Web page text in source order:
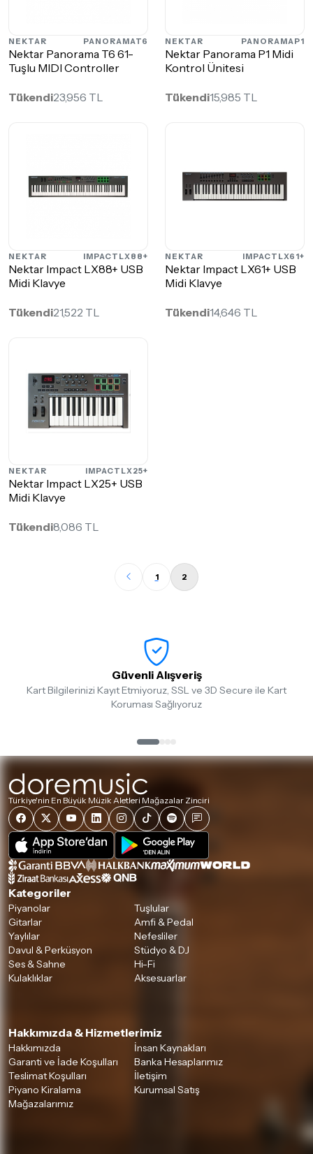
NEKTAR PANORAMAT6
Nektar Panorama T6 61-
Tuşlu MIDI Controller
Tükendi23,956 TL
NEKTAR PANORAMAP1
Nektar Panorama P1 Midi
Kontrol Ünitesi
Tükendi15,985 TL
NEKTAR IMPACTLX88+
Nektar Impact LX88+ USB
Midi Klavye
Tükendi21,522 TL
NEKTAR IMPACTLX61+
Nektar Impact LX61+ USB
Midi Klavye
Tükendi14,646 TL
NEKTAR IMPACTLX25+
Nektar Impact LX25+ USB
Midi Klavye
Tükendi8,086 TL
1 2
Güvenli Alışveriş
Kart Bilgilerinizi Kayıt Etmiyoruz, SSL ve 3D Secure ile Kart
Koruması Sağlıyoruz
Türkiye'nin En Büyük Müzik Aletleri Mağazalar Zinciri
Kategoriler
Piyanolar
Tuşlular
Gitarlar
Amfi & Pedal
Yaylılar
Nefesliler
Davul & Perküsyon
Stüdyo & DJ
Ses & Sahne
Hi-Fi
Kulaklıklar
Aksesuarlar
Hakkımızda & Hizmetlerimiz
Hakkımızda
İnsan Kaynakları
Garanti ve İade Koşulları
Banka Hesaplarımız
Teslimat Koşulları
İletişim
Piyano Kiralama
Kurumsal Satış
Mağazalarımız